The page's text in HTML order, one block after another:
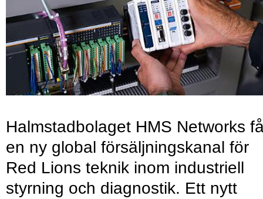
Halmstadbolaget HMS Networks
en ny global försäljningskanal för
Red Lions teknik inom industriell
styrning och diagnostik. Ett nytt